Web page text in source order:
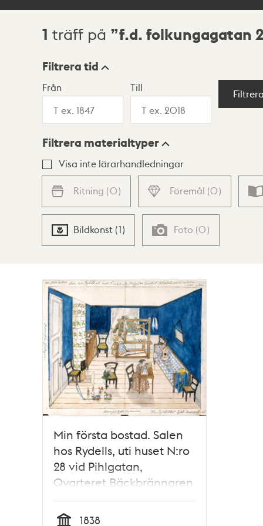
Sökresultat
1 träff på f.d. folkungagatan
Visningsläge
Lista Karta
Filtrera tid
Från Till
Filtrera materialtyper
Visa inte lärarhandledningar
Ritning (0) Föremål (0)
Bildkonst (1) Foto (0)
Min första bostad. Salen
hos Rydells, uti huset N:ro
28 vid Pihlgatan,
Qvarteret Bäckbrännaren
mindre (nedra
botten) (kopia, utförd av
1838